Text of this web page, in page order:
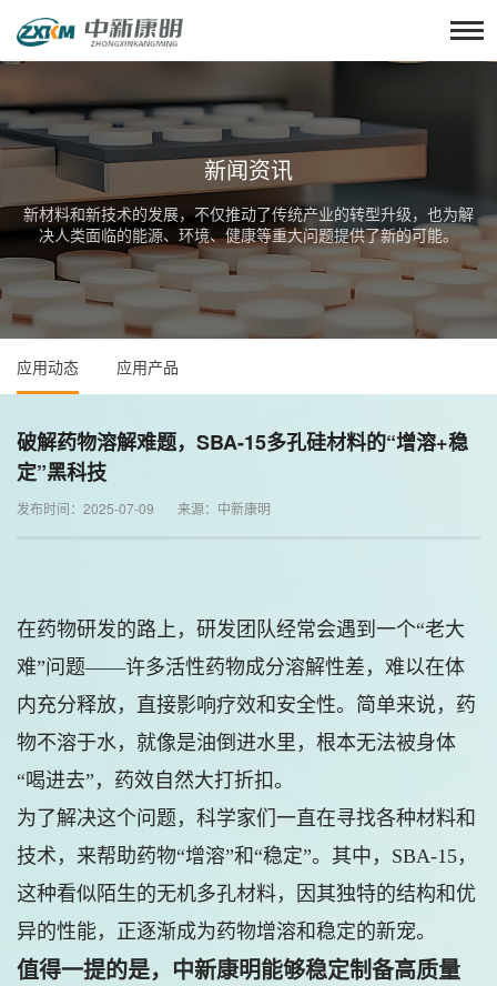
新闻资讯
新材料和新技术的发展，不仅推动了传统产业的转型升级，也为解
决人类面临的能源、环境、健康等重大问题提供了新的可能。
应用动态 应用产品
破解药物溶解难题，SBA-15多孔硅材料的“增溶+稳
定”黑科技
发布时间：2025-07-09 来源：中新康明
在药物研发的路上，研发团队经常会遇到一个“老大
难”问题——许多活性药物成分溶解性差，难以在体
内充分释放，直接影响疗效和安全性。简单来说，药
物不溶于水，就像是油倒进水里，根本无法被身体
“喝进去”，药效自然大打折扣。
为了解决这个问题，科学家们一直在寻找各种材料和
技术，来帮助药物“增溶”和“稳定”。其中，SBA-15，
这种看似陌生的无机多孔材料，因其独特的结构和优
异的性能，正逐渐成为药物增溶和稳定的新宠。
值得一提的是，中新康明能够稳定制备高质量